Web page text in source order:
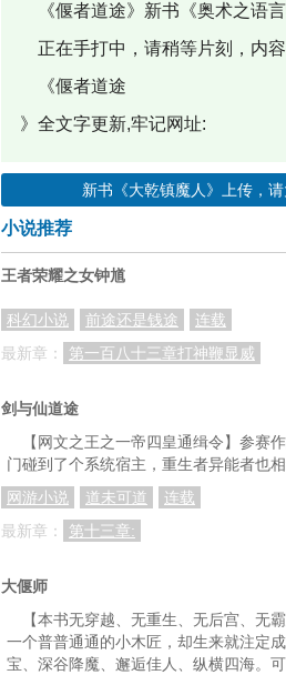
《偃者道途》新书《奥术之语
正在手打中，请稍等片刻，内
《偃者道途
》全文字更新,牢记网址:
新书《大乾镇魔人》上传，
小说推荐
王者荣耀之女钟馗
科幻小说 前途还是钱途
连载
最新章：
第一百八十三章打神鞭显威
剑与仙道途
【网文之王之一帝四皇通缉令】参赛
门碰到了个系统宿主，重生者异能者也
网游小说
道未可道
连载
最新章：
第十三章:
大偃师
【本书无穿越、无重生、无后宫、无
一个普普通通的小木匠，却生来就注定
宝、深谷降魔、邂逅佳人、纵横四海。